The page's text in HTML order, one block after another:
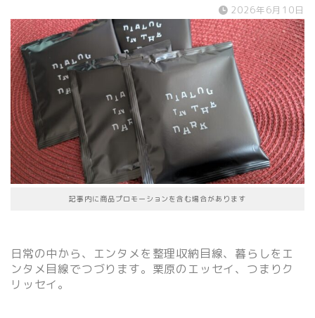
2026年6月10日
記事内に商品プロモーションを含む場合があります
日常の中から、エンタメを整理収納目線、暮らしをエ
ンタメ目線でつづります。栗原のエッセイ、つまりク
リッセイ。